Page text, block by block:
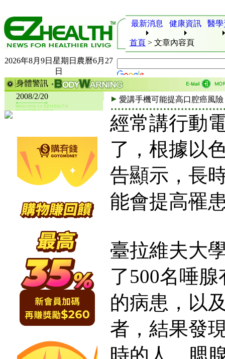
最新消息 健康資訊 醫
首頁 > 文章內容頁
2026年8月9日星期日農曆6月27
日
身體警訊
2008/2/20
愛講手機可能提高口腔癌風險
經常講行動
了，根據以
告顯示，長
能會提高罹
臺拉維夫大
了500名唾
的病患，以
者，結果發